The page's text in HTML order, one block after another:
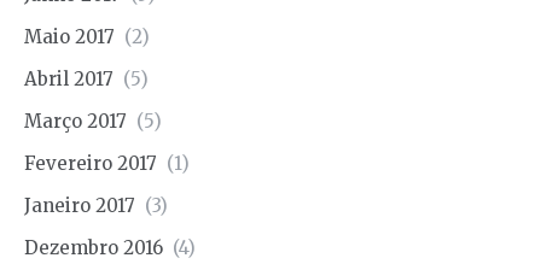
Maio 2017 (2)
Abril 2017 (5)
Março 2017 (5)
Fevereiro 2017 (1)
Janeiro 2017 (3)
Dezembro 2016 (4)